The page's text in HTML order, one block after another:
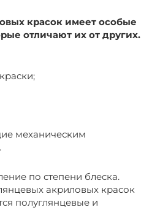
красок имеет особые
отличают их от других.
механическим
по степени блеска.
акриловых красок
полуглянцевые и